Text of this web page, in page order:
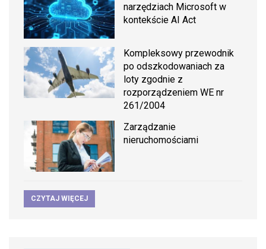
narzędziach Microsoft w
kontekście AI Act
Kompleksowy przewodnik
po odszkodowaniach za
loty zgodnie z
rozporządzeniem WE nr
261/2004
Zarządzanie
nieruchomościami
CZYTAJ WIĘCEJ